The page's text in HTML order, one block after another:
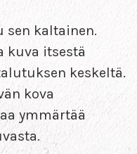
sen kaltainen.
kuva itsestä
keskeltä.
kova
ymmärtää